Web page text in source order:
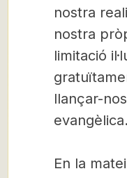
nostra
nostra
limitació
llançar-
evangèlica.
En la